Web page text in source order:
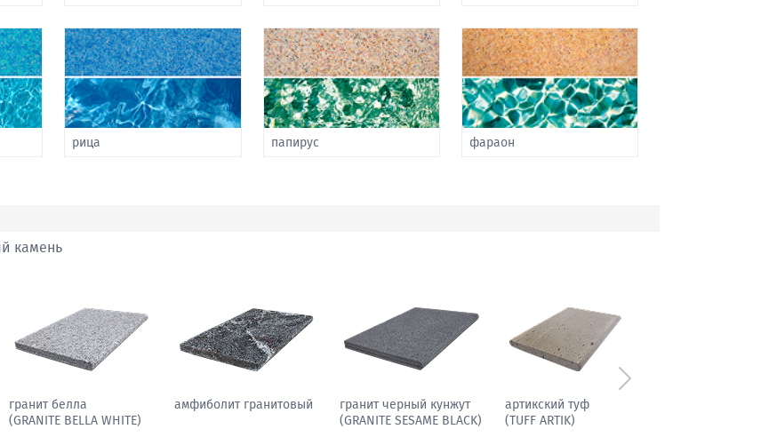
рица папирус фараон
камень
гранит белла
(GRANITE BELLA WHITE)
амфиболит гранитовый
гранит черный кунжут
(GRANITE SESAME BLACK)
артикский туф
(TUFF ARTIK)
Следующий